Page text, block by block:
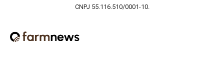
CNPJ 55.116.510/0001-10.